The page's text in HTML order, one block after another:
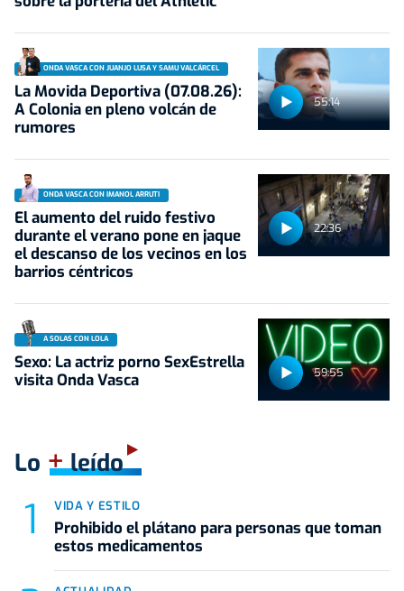
55:14
ONDA VASCA CON JUANJO LUSA Y SAMU VALCÁRCEL
La Movida Deportiva (07.08.26):
A Colonia en pleno volcán de
rumores
22:36
ONDA VASCA CON IMANOL ARRUTI
El aumento del ruido festivo
durante el verano pone en jaque
el descanso de los vecinos en los
barrios céntricos
59:55
A SOLAS CON LOLA
Sexo: La actriz porno SexEstrella
visita Onda Vasca
Lo +leído
VIDA Y ESTILO
Prohibido el plátano para personas que toman
estos medicamentos